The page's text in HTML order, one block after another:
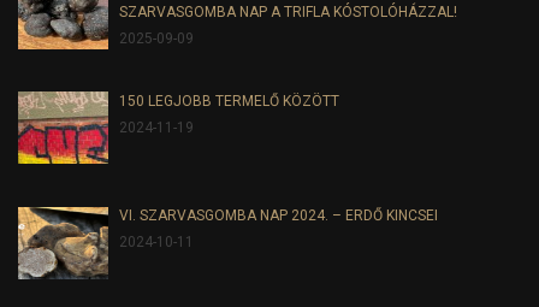
SZARVASGOMBA NAP A TRIFLA KÓSTOLÓHÁZZAL!
2025-09-09
150 LEGJOBB TERMELŐ KÖZÖTT
2024-11-19
VI. SZARVASGOMBA NAP 2024. – ERDŐ KINCSEI
2024-10-11